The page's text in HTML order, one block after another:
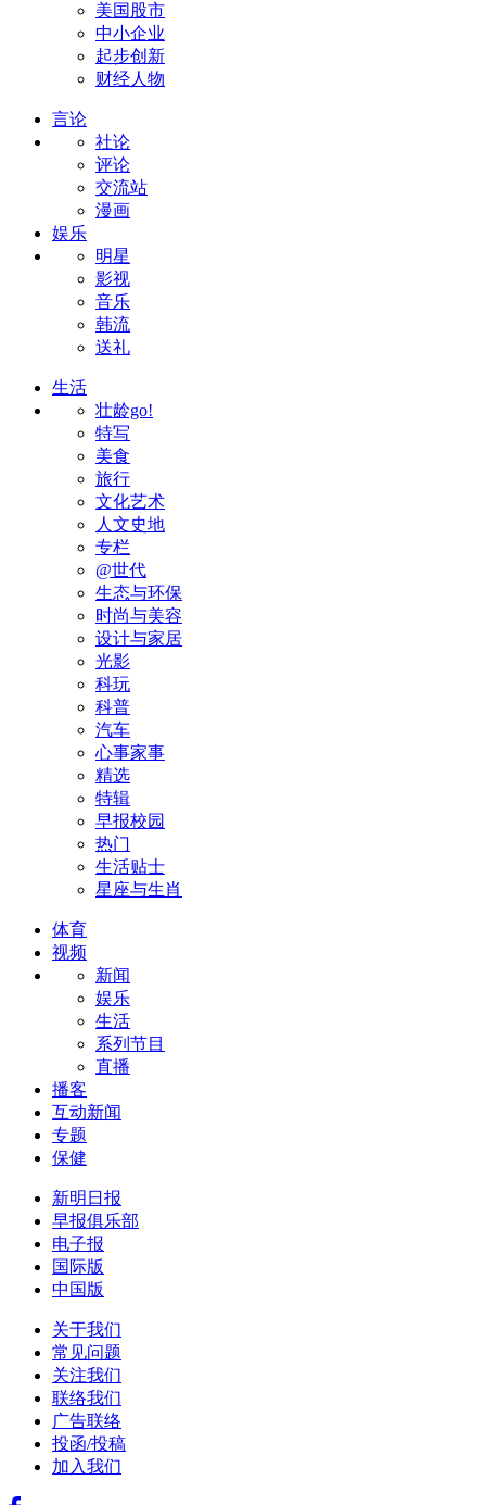
美国股市
中小企业
起步创新
财经人物
言论
社论
评论
交流站
漫画
娱乐
明星
影视
音乐
韩流
送礼
生活
壮龄go!
特写
美食
旅行
文化艺术
人文史地
专栏
@世代
生态与环保
时尚与美容
设计与家居
光影
科玩
科普
汽车
心事家事
精选
特辑
早报校园
热门
生活贴士
星座与生肖
体育
视频
新闻
娱乐
生活
系列节目
直播
播客
互动新闻
专题
保健
新明日报
早报俱乐部
电子报
国际版
中国版
关于我们
常见问题
关注我们
联络我们
广告联络
投函/投稿
加入我们